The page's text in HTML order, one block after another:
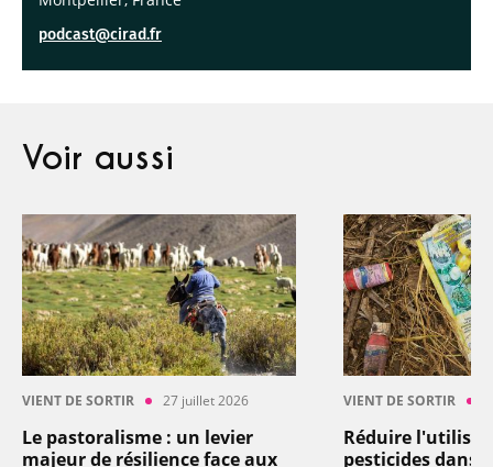
podcast@cirad.fr
Voir aussi
VIENT DE SORTIR 27 juillet 2026
Le pastoralisme : un levier
majeur de résilience face aux
VIENT DE SORTIR
Réduire
pesticides dans